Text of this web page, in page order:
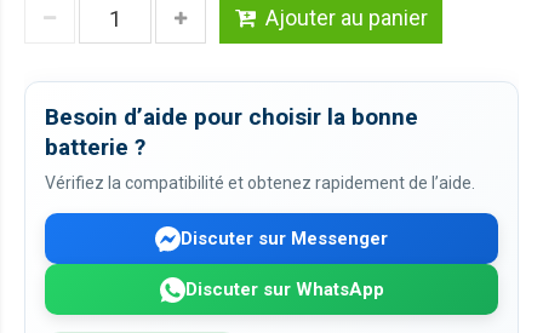
Ajouter au panier
Besoin d’aide pour choisir la bonne
batterie ?
Vérifiez la compatibilité et obtenez rapidement de l’aide.
Discuter sur Messenger
Discuter sur WhatsApp